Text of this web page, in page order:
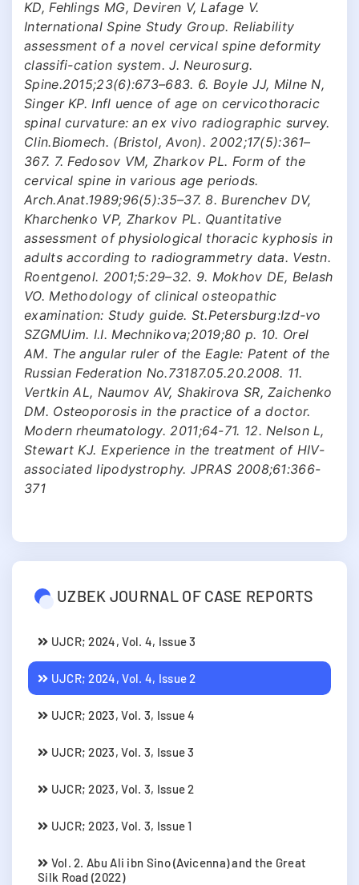
KD, Fehlings MG, Deviren V, Lafage V.
International Spine Study Group. Reliability
assessment of a novel cervical spine deformity
classifi-cation system. J. Neurosurg.
Spine.2015;23(6):673–683. 6. Boyle JJ, Milne N,
Singer KP. Infl uence of age on cervicothoracic
spinal curvature: an ex vivo radiographic survey.
Clin.Biomech. (Bristol, Avon). 2002;17(5):361–
367. 7. Fedosov VM, Zharkov PL. Form of the
cervical spine in various age periods.
Arch.Anat.1989;96(5):35–37. 8. Burenchev DV,
Kharchenko VP, Zharkov PL. Quantitative
assessment of physiological thoracic kyphosis in
adults according to radiogrammetry data. Vestn.
Roentgenol. 2001;5:29–32. 9. Mokhov DE, Belash
VO. Methodology of clinical osteopathic
examination: Study guide. St.Petersburg:Izd-vo
SZGMUim. I.I. Mechnikova;2019;80 p. 10. Orel
AM. The angular ruler of the Eagle: Patent of the
Russian Federation No.73187.05.20.2008. 11.
Vertkin AL, Naumov AV, Shakirova SR, Zaichenko
DM. Osteoporosis in the practice of a doctor.
Modern rheumatology. 2011;64-71. 12. Nelson L,
Stewart KJ. Experience in the treatment of HIV-
associated Iipodystrophy. JPRAS 2008;61:366-
З71
UZBEK JOURNAL OF CASE REPORTS
UJCR; 2024, Vol. 4, Issue 3
UJCR; 2024, Vol. 4, Issue 2
UJCR; 2023, Vol. 3, Issue 4
UJCR; 2023, Vol. 3, Issue 3
UJCR; 2023, Vol. 3, Issue 2
UJCR; 2023, Vol. 3, Issue 1
Vol. 2. Abu Ali ibn Sino (Avicenna) and the Great
Silk Road (2022)